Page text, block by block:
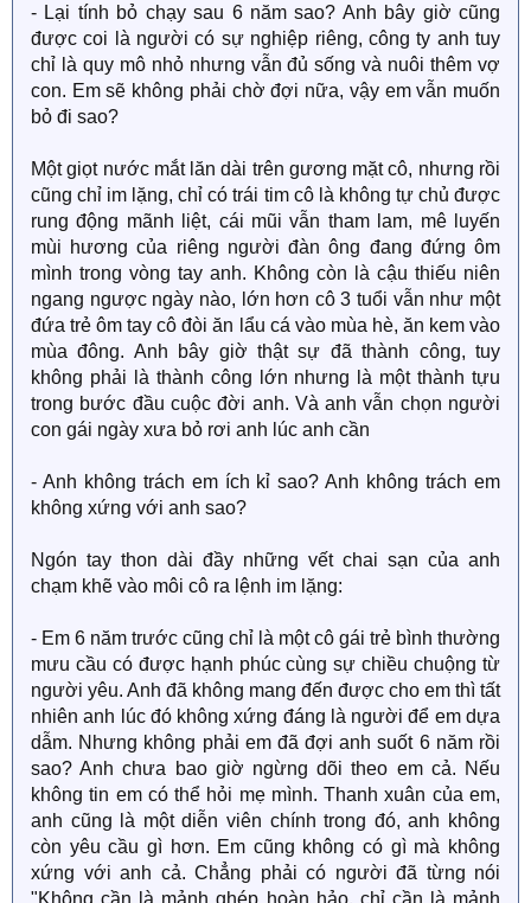
- Lại tính bỏ chạy sau 6 năm sao? Anh bây giờ cũng
được coi là người có sự nghiệp riêng, công ty anh tuy
chỉ là quy mô nhỏ nhưng vẫn đủ sống và nuôi thêm vợ
con. Em sẽ không phải chờ đợi nữa, vậy em vẫn muốn
bỏ đi sao?
Một giọt nước mắt lăn dài trên gương mặt cô, nhưng rồi
cũng chỉ im lặng, chỉ có trái tim cô là không tự chủ được
rung động mãnh liệt, cái mũi vẫn tham lam, mê luyến
mùi hương của riêng người đàn ông đang đứng ôm
mình trong vòng tay anh. Không còn là cậu thiếu niên
ngang ngược ngày nào, lớn hơn cô 3 tuổi vẫn như một
đứa trẻ ôm tay cô đòi ăn lẩu cá vào mùa hè, ăn kem vào
mùa đông. Anh bây giờ thật sự đã thành công, tuy
không phải là thành công lớn nhưng là một thành tựu
trong bước đầu cuộc đời anh. Và anh vẫn chọn người
con gái ngày xưa bỏ rơi anh lúc anh cần
- Anh không trách em ích kỉ sao? Anh không trách em
không xứng với anh sao?
Ngón tay thon dài đầy những vết chai sạn của anh
chạm khẽ vào môi cô ra lệnh im lặng:
- Em 6 năm trước cũng chỉ là một cô gái trẻ bình thường
mưu cầu có được hạnh phúc cùng sự chiều chuộng từ
người yêu. Anh đã không mang đến được cho em thì tất
nhiên anh lúc đó không xứng đáng là người để em dựa
dẫm. Nhưng không phải em đã đợi anh suốt 6 năm rồi
sao? Anh chưa bao giờ ngừng dõi theo em cả. Nếu
không tin em có thể hỏi mẹ mình. Thanh xuân của em,
anh cũng là một diễn viên chính trong đó, anh không
còn yêu cầu gì hơn. Em cũng không có gì mà không
xứng với anh cả. Chẳng phải có người đã từng nói
"Không cần là mảnh ghép hoàn hảo, chỉ cần là mảnh